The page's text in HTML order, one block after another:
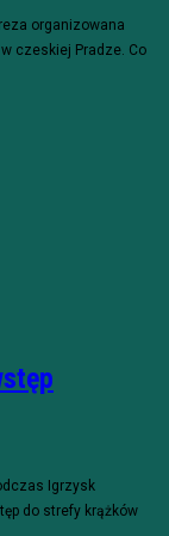
organizowana
czeskiej Pradze. Co
Igrzysk
do strefy krążków